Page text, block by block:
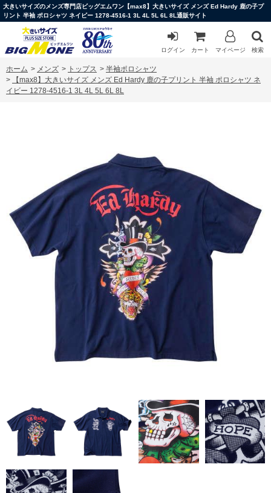
大きいサイズのメンズ専門店ビッグエムワン【max8】大きいサイズ メンズ Ed Hardy 鹿の子プ
リント 半袖 ポロシャツ ネイビー 1278-4516-1 3L 4L 5L 6L 8L通販サイト
ログイン カート マイページ 検索
ホーム > メンズ > トップス > 半袖ポロシャツ
>
【max8】大きいサイズ メンズ Ed Hardy 鹿の子プリント 半袖 ポロシャツ ネ
イビー 1278-4516-1 3L 4L 5L 6L 8L